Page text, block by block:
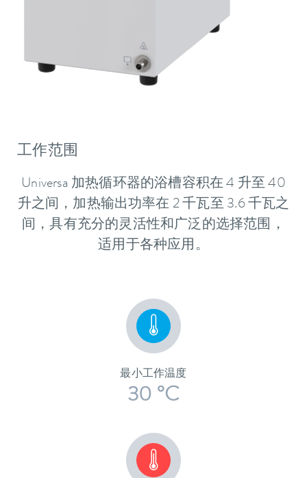
工作范围
Universa 加热循环器的浴槽容积在 4 升至 40
升之间，加热输出功率在 2 千瓦至 3.6 千瓦之
间，具有充分的灵活性和广泛的选择范围，
适用于各种应用。
最小工作温度
30 °C